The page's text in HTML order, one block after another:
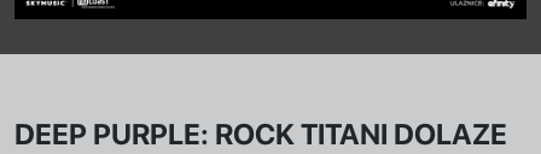
DEEP PURPLE: ROCK TITANI DOLAZE